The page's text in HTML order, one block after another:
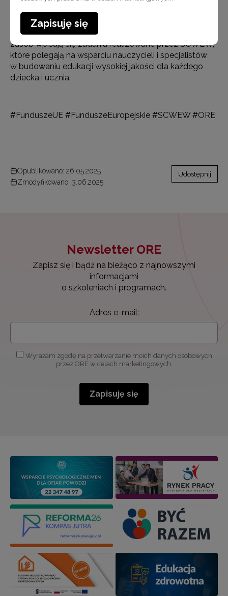
specjalistycznych centrów.
W tworzenie rzeczywistości szkolnej opartej
na różnorodności i wykorzystującej różnorodność jako
zasób wpisują się zadania realizowane przez SCWEW,
które polegają na wsparciu nauczycieli i specjalistów
w budowaniu edukacji wysokiej jakości dla każdego
dziecka i ucznia.
#FunduszeUE #FunduszeEuropejskie #SCWEW #ORE
Opublikowano: 26.05.2025
Zmodyfikowano: 3.06.2025
Udostępnij
Newsletter ORE
Zapisz się i bądź na bieżąco z najnowszymi
informacjami
o szkoleniach i programach.
Adres e-mail:
Wyrażam zgodę na przetwarzanie moich danych osobowych
przez ORE w celach marketingowych.
Zapisuję się
Zapisuję się